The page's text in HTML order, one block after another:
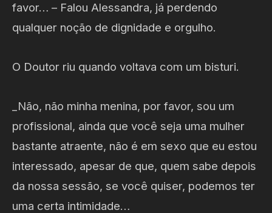
favor… – Falou Alessandra, já perdendo
qualquer noção de dignidade e orgulho.
O Doutor riu quando voltava com um bisturi.
_Não, não minha menina, por favor, sou um
profissional, ainda que você seja uma mulher
bastante atraente, não é em sexo que eu estou
interessado, apesar de que, quem sabe depois
da nossa sessão, se você quiser, podemos ter
uma certa intimidade…